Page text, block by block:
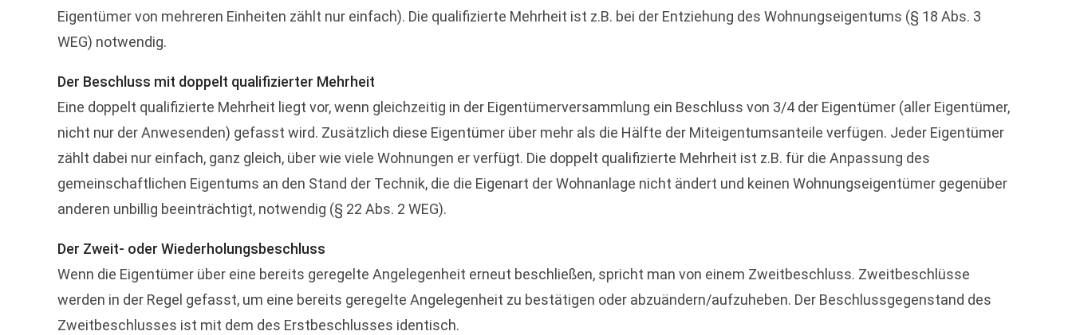
Eigentümer von mehreren Einheiten zählt nur einfach). Die qualifizierte Mehrheit ist z.B. bei der Entziehung des Wohnungseigentums (§ 18 Abs. 3
WEG) notwendig.
Der Beschluss mit doppelt qualifizierter Mehrheit
Eine doppelt qualifizierte Mehrheit liegt vor, wenn gleichzeitig in der Eigentümerversammlung ein Beschluss von 3/4 der Eigentümer (aller Eigentümer,
nicht nur der Anwesenden) gefasst wird. Zusätzlich diese Eigentümer über mehr als die Hälfte der Miteigentumsanteile verfügen. Jeder Eigentümer
zählt dabei nur einfach, ganz gleich, über wie viele Wohnungen er verfügt. Die doppelt qualifizierte Mehrheit ist z.B. für die Anpassung des
gemeinschaftlichen Eigentums an den Stand der Technik, die die Eigenart der Wohnanlage nicht ändert und keinen Wohnungseigentümer gegenüber
anderen unbillig beeinträchtigt, notwendig (§ 22 Abs. 2 WEG).
Der Zweit- oder Wiederholungsbeschluss
Wenn die Eigentümer über eine bereits geregelte Angelegenheit erneut beschließen, spricht man von einem Zweitbeschluss. Zweitbeschlüsse
werden in der Regel gefasst, um eine bereits geregelte Angelegenheit zu bestätigen oder abzuändern/aufzuheben. Der Beschlussgegenstand des
Zweitbeschlusses ist mit dem des Erstbeschlusses identisch.